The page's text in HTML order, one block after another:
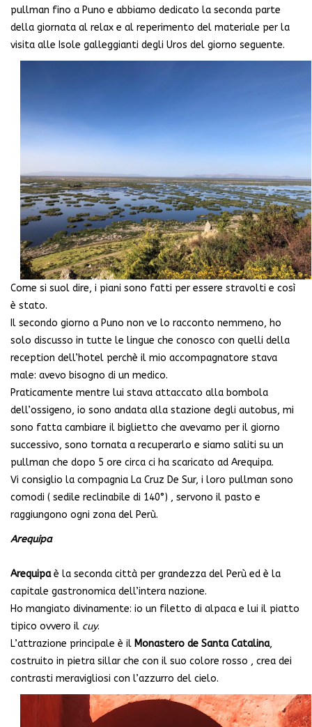
pullman fino a Puno e abbiamo dedicato la seconda parte
della giornata al relax e al reperimento del materiale per la
visita alle Isole galleggianti degli Uros del giorno seguente.
Come si suol dire, i piani sono fatti per essere stravolti e così
è stato.
Il secondo giorno a Puno non ve lo racconto nemmeno, ho
solo discusso in tutte le lingue che conosco con quelli della
reception dell’hotel perchè il mio accompagnatore stava
male: avevo bisogno di un medico.
Praticamente mentre lui stava attaccato alla bombola
dell’ossigeno, io sono andata alla stazione degli autobus, mi
sono fatta cambiare il biglietto che avevamo per il giorno
successivo, sono tornata a recuperarlo e siamo saliti su un
pullman che dopo 5 ore circa ci ha scaricato ad Arequipa.
Vi consiglio la compagnia La Cruz De Sur, i loro pullman sono
comodi ( sedile reclinabile di 140°) , servono il pasto e
raggiungono ogni zona del Perù.
Arequipa
Arequipaè la seconda città per grandezza del Perù ed è la
capitale gastronomica dell’intera nazione.
Ho mangiato divinamente: io un filetto di alpaca e lui il piatto
tipico ovvero il cuy.
L’attrazione principale è il Monastero de Santa Catalina,
costruito in pietra sillar che con il suo colore rosso , crea dei
contrasti meravigliosi con l’azzurro del cielo.